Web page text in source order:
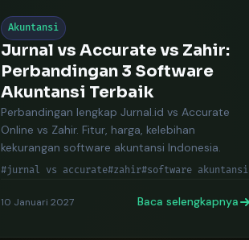
Akuntansi
Jurnal vs Accurate vs Zahir:
Perbandingan 3 Software
Akuntansi Terbaik
Perbandingan lengkap Jurnal.id vs Accurate
Online vs Zahir. Fitur, harga, kelebihan
kekurangan software akuntansi Indonesia.
#jurnal vs accurate#zahir#software akuntansi
10 Januari 2027 Baca selengkapnya